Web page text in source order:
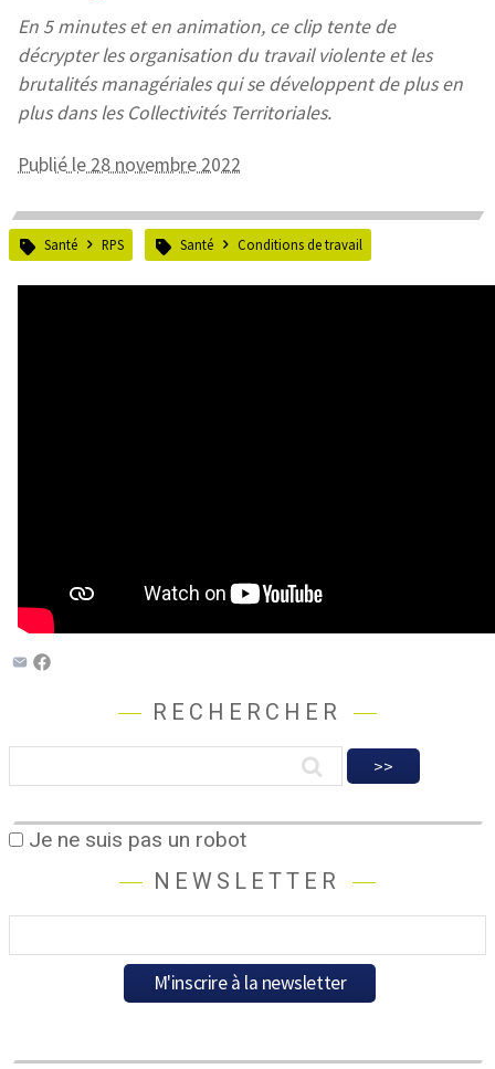
En 5 minutes et en animation, ce clip tente de
décrypter les organisation du travail violente et les
brutalités managériales qui se développent de plus en
plus dans les Collectivités Territoriales.
Publié le 28 novembre 2022
Santé RPS Santé Conditions de travail
RECHERCHER
Je ne suis pas un robot
NEWSLETTER